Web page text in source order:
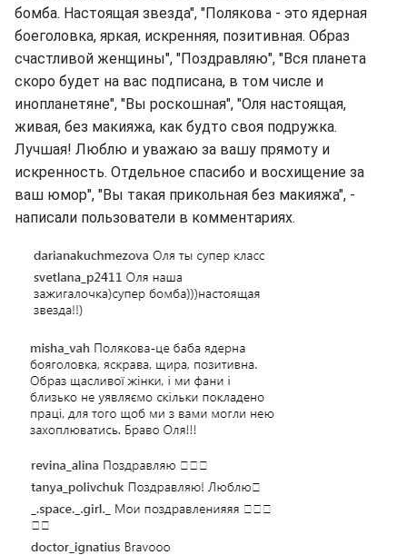
бомба. Настоящая звезда", "Полякова - это ядерная
боеголовка, яркая, искренняя, позитивная. Образ
счастливой женщины", "Поздравляю", "Вся планета
скоро будет на вас подписана, в том числе и
инопланетяне", "Вы роскошная", "Оля настоящая,
живая, без макияжа, как будто своя подружка.
Лучшая! Люблю и уважаю за вашу прямоту и
искренность. Отдельное спасибо и восхищение за
ваш юмор", "Вы такая прикольная без макияжа", -
написали пользователи в комментариях.